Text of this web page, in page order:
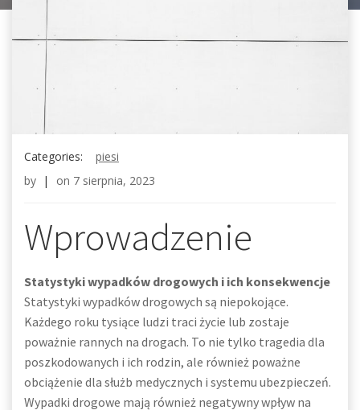
Categories:
piesi
by | on 7 sierpnia, 2023
Wprowadzenie
Statystyki wypadków drogowych i ich konsekwencje
Statystyki wypadków drogowych są niepokojące.
Każdego roku tysiące ludzi traci życie lub zostaje
poważnie rannych na drogach. To nie tylko tragedia dla
poszkodowanych i ich rodzin, ale również poważne
obciążenie dla służb medycznych i systemu ubezpieczeń.
Wypadki drogowe mają również negatywny wpływ na